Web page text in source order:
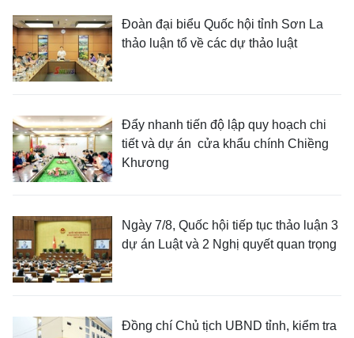
Đoàn đại biểu Quốc hội tỉnh Sơn La
thảo luận tổ về các dự thảo luật
Đẩy nhanh tiến độ lập quy hoạch chi
tiết và dự án cửa khẩu chính Chiềng
Khương
Ngày 7/8, Quốc hội tiếp tục thảo luận 3
dự án Luật và 2 Nghị quyết quan trọng
Đồng chí Chủ tịch UBND tỉnh, kiểm tra